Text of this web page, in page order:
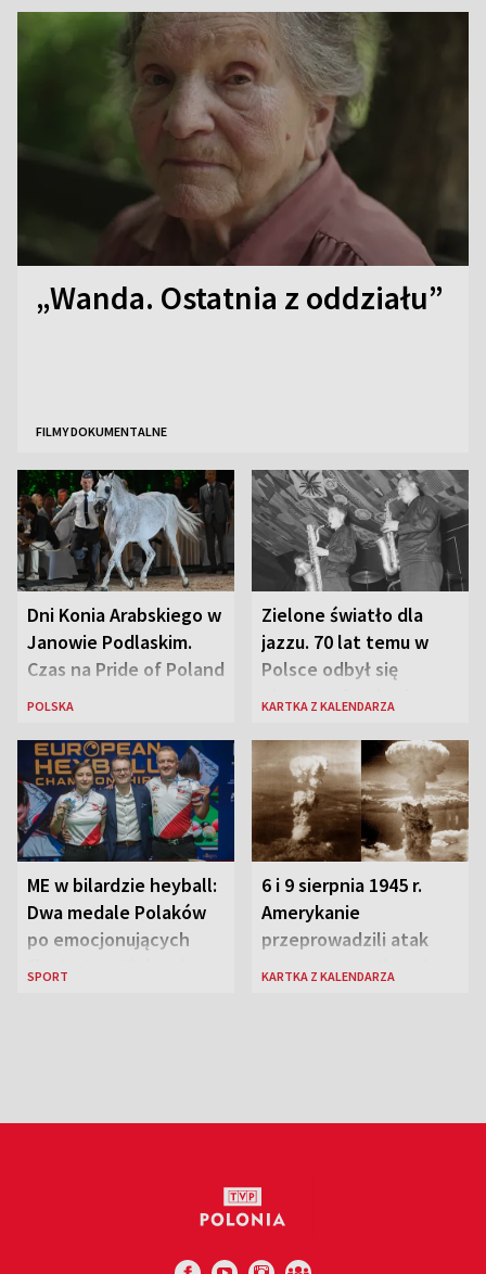
„Wanda. Ostatnia z oddziału”
FILMY DOKUMENTALNE
Dni Konia Arabskiego w
Janowie Podlaskim.
Czas na Pride of Poland
POLSKA
Zielone światło dla
jazzu. 70 lat temu w
Polsce odbył się
pierwszy festiwal
KARTKA Z KALENDARZA
ME w bilardzie heyball:
Dwa medale Polaków
po emocjonujących
finałach w Kielcach
SPORT
6 i 9 sierpnia 1945 r.
Amerykanie
przeprowadzili atak
atomowy na Hiroszimę
KARTKA Z KALENDARZA